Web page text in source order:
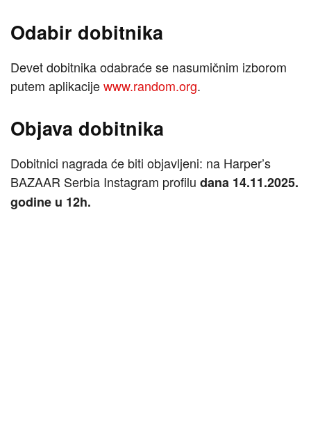
Odabir dobitnika
Devet dobitnika odabraće se nasumičnim izborom
putem aplikacijewww.random.org.
Objava dobitnika
Dobitnici nagrada će biti objavljeni: na Harper’s
BAZAAR Serbia Instagram profilu dana 14.11.2025.
godine u 12h.